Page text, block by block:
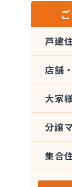
戸建
店舗
大家
分譲
集合